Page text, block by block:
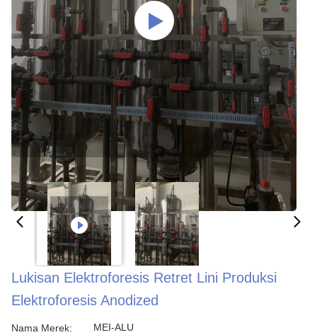
Lukisan Elektroforesis Retret Lini Produksi
Elektroforesis Anodized
Nama Merek: MEI-ALU